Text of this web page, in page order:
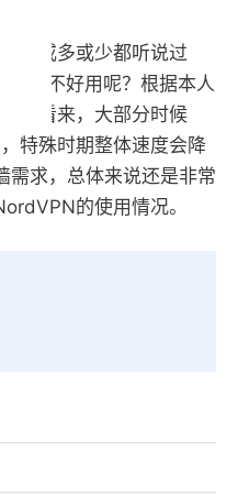
友或多或少都听说过
好不好用呢？根据本人
验看来，大部分时候
特殊时期整体速度会降
需求，总体来说还是非常
的使用情况。